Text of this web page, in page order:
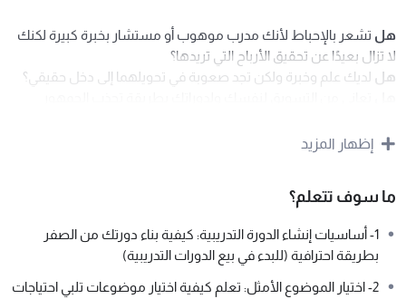
هل تشعر بالإحباط لأنك مدرب موهوب أو مستشار بخبرة كبيرة لكنك
لا تزال بعيدًا عن تحقيق الأرباح التي تريدها؟
هل لديك علم وخبرة ولكن تجد صعوبة في تحويلهما إلى دخل حقيقي؟
هل تجد نفسك ضائعًا وسط الزحام وتحتاج إلى تميز دورتك عن البقية؟
الدورات التدريبية
من الخبرة إلى الربح
: نعلمك كيف تحول خبرتك إلى دورات تدريبية
استراتيجيات تسويق مبتكرة: نزودك بأساليب تسويقية فعّالة
إظهار المزيد
ما سوف تتعلم؟
1- أساسيات إنشاء الدورة التدريبية: كيفية بناء دورتك من الصفر
بطريقة احترافية (للبدء في بيع الدورات التدريبية)
2- اختيار الموضوع الأمثل: تعلم كيفية اختيار موضوعات تلبي احتياجات